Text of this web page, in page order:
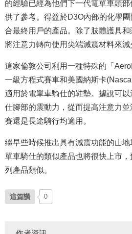
的經驗已經為他們下一代電單車頭
供了參考。得益於D3O內部的化學
合最終用戶的產品。除了肢體護具
將注意力轉向使用尖端減震材料來減
這家倫敦公司利用一種特殊的「
一級方程式賽車和美國納斯卡
適用於電單車騎仕的鞋墊。據說可
仕腳部的震動力，從而提高注意力
賽還是長途騎行均適用。
繼早些時候推出具有減震功能的山
單車騎仕的類似產品也將很快上市
列產品類似。
這篇讚 0